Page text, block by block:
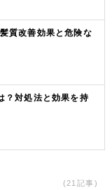
質改善効果と危険な
？対処法と効果を持
(21記事)